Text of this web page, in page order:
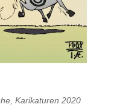
, Karikaturen 2020